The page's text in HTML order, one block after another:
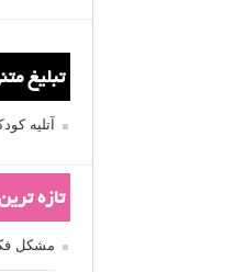
تبلیغ
آتلیه
تازه
مشکل فکوس